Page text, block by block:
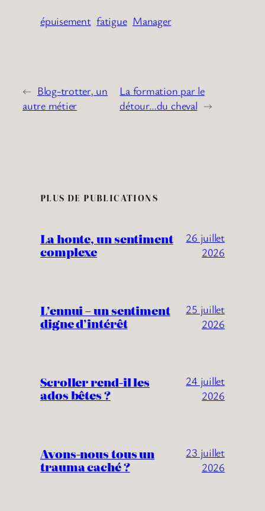
épuisement fatigue Manager
← Blog-trotter, un
autre métier
La formation par le
détour…du cheval →
PLUS DE PUBLICATIONS
La honte, un sentiment
complexe
26 juillet
2026
L’ennui – un sentiment
digne d’intérêt
25 juillet
2026
Scroller rend-il les
ados bêtes ?
24 juillet
2026
Avons-nous tous un
trauma caché ?
23 juillet
2026